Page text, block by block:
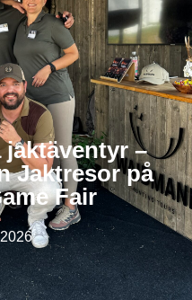
–
Jaktresor på
Fair